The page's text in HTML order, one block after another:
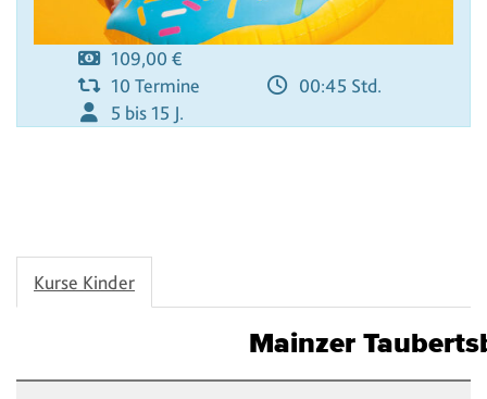
109,00 €
10 Termine
00:45 Std.
5 bis 15 J.
Kurse Kinder
Mainzer